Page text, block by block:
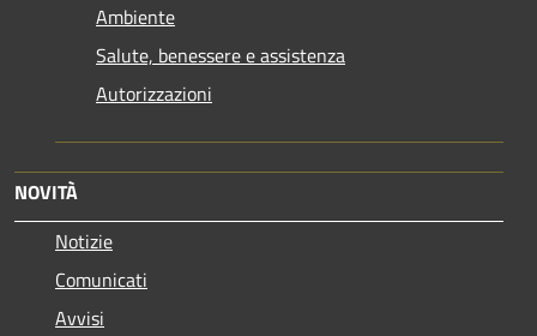
Ambiente
Salute, benessere e assistenza
Autorizzazioni
NOVITÀ
Notizie
Comunicati
Avvisi